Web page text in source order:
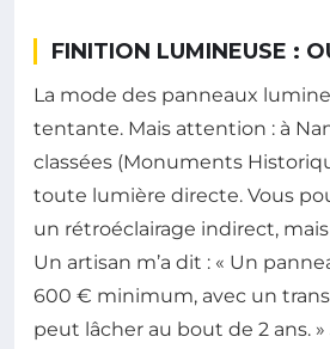
FINITION LUMINEUSE :
La mode des panneaux
tentante. Mais attention : à
classées (Monuments
toute lumière directe. Vous
un rétroéclairage indirect,
Un artisan m’a dit : « Un
600 € minimum, avec un
peut lâcher au bout de 2 ans.